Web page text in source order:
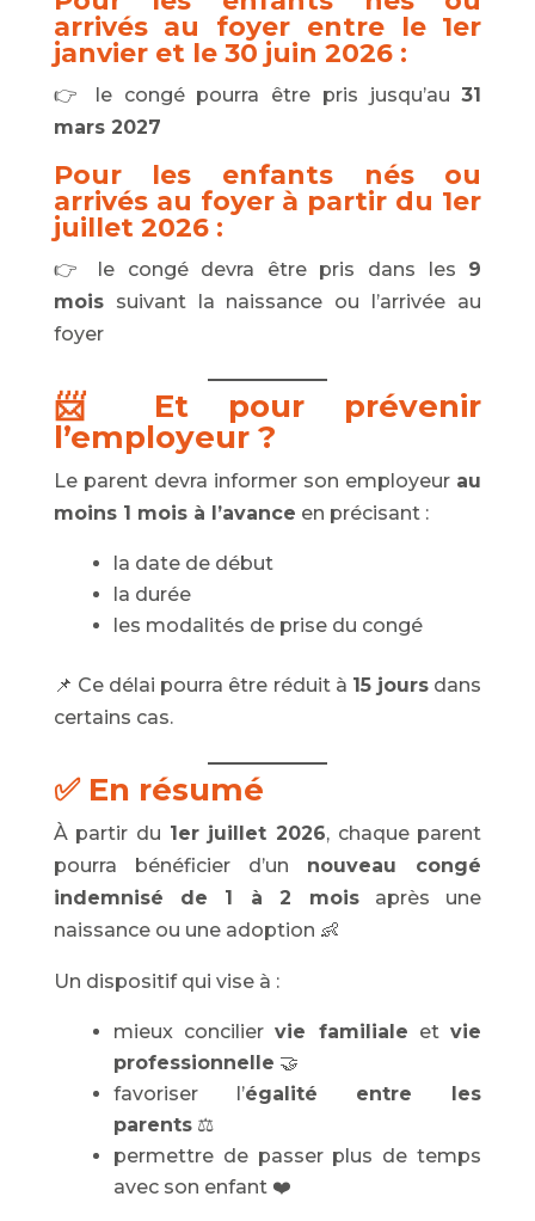
arrivés au foyer entre le 1er
janvier et le 30 juin 2026 :
👉 le congé pourra être pris jusqu’au31
mars 2027
Pour les enfants nés ou
arrivés au foyer à partir du 1er
juillet 2026 :
👉 le congé devra être pris dans les 9
moissuivant la naissance ou l’arrivée au
foyer
📨 Et pour prévenir
l’employeur ?
Le parent devra informer son employeur au
moins 1 mois à l’avance en précisant :
la date de début
la durée
les modalités de prise du congé
📌 Ce délai pourra être réduit à 15 jours dans
certains cas.
✅ En résumé
À partir du 1er juillet 2026, chaque parent
pourra bénéficier d’un nouveau congé
indemnisé de 1 à 2 moisaprès une
naissance ou une adoption 👶
Un dispositif qui vise à :
mieux conciliervie familiale etvie
professionnelle 🤝
favoriser l’égalité entre les
parents⚖️
permettre de passer plus de temps
avec son enfant ❤️